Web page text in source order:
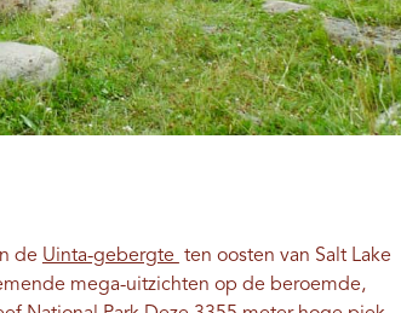
de Uinta-gebergte ten oosten van Salt Lake
mega-uitzichten op de beroemde,